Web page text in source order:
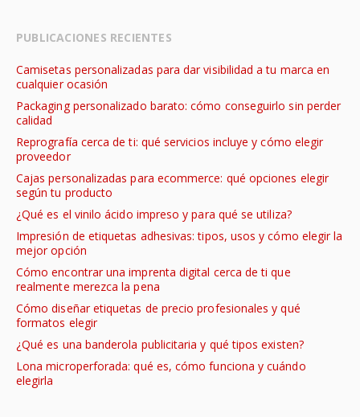
PUBLICACIONES RECIENTES
Camisetas personalizadas para dar visibilidad a tu marca en
cualquier ocasión
Packaging personalizado barato: cómo conseguirlo sin perder
calidad
Reprografía cerca de ti: qué servicios incluye y cómo elegir
proveedor
Cajas personalizadas para ecommerce: qué opciones elegir
según tu producto
¿Qué es el vinilo ácido impreso y para qué se utiliza?
Impresión de etiquetas adhesivas: tipos, usos y cómo elegir la
mejor opción
Cómo encontrar una imprenta digital cerca de ti que
realmente merezca la pena
Cómo diseñar etiquetas de precio profesionales y qué
formatos elegir
¿Qué es una banderola publicitaria y qué tipos existen?
Lona microperforada: qué es, cómo funciona y cuándo
elegirla